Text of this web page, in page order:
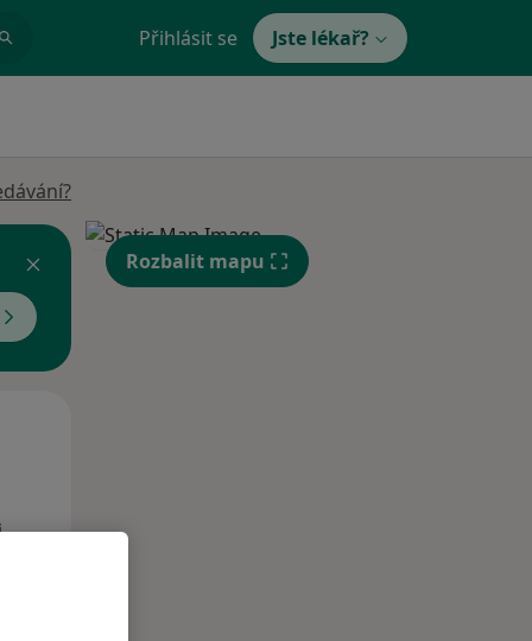
Přihlásit se Jste lékař?
Rozbalit mapu